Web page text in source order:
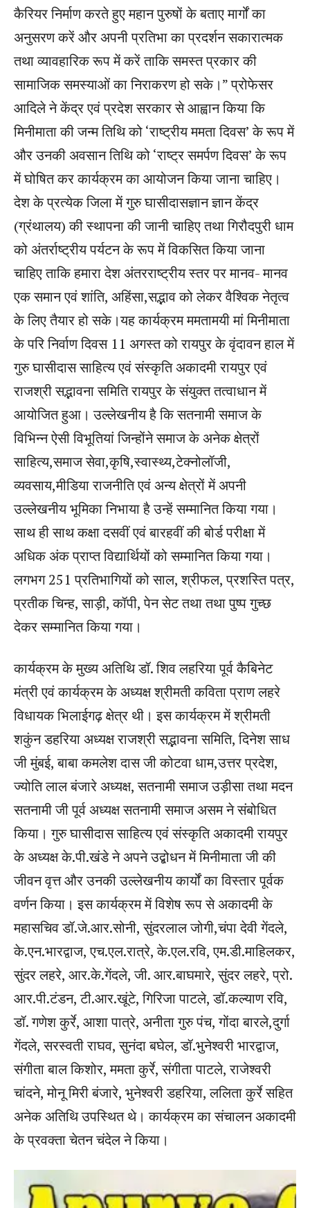
कैरियर निर्माण करते हुए महान पुरुषों के बताए मार्गों का
अनुसरण करें और अपनी प्रतिभा का प्रदर्शन सकारात्मक
तथा व्यावहारिक रूप में करें ताकि समस्त प्रकार की
सामाजिक समस्याओं का निराकरण हो सके।” प्रोफेसर
आदिले ने केंद्र एवं प्रदेश सरकार से आह्वान किया कि
मिनीमाता की जन्म तिथि को ‘राष्ट्रीय ममता दिवस’ के रूप में
और उनकी अवसान तिथि को ‘राष्ट्र समर्पण दिवस’ के रूप
में घोषित कर कार्यक्रम का आयोजन किया जाना चाहिए।
देश के प्रत्येक जिला में गुरु घासीदासज्ञान ज्ञान केंद्र
(ग्रंथालय) की स्थापना की जानी चाहिए तथा गिरौदपुरी धाम
को अंतर्राष्ट्रीय पर्यटन के रूप में विकसित किया जाना
चाहिए ताकि हमारा देश अंतरराष्ट्रीय स्तर पर मानव- मानव
एक समान एवं शांति, अहिंसा,सद्भाव को लेकर वैश्विक नेतृत्व
के लिए तैयार हो सके।यह कार्यक्रम ममतामयी मां मिनीमाता
के परि निर्वाण दिवस 11 अगस्त को रायपुर के वृंदावन हाल में
गुरु घासीदास साहित्य एवं संस्कृति अकादमी रायपुर एवं
राजश्री सद्भावना समिति रायपुर के संयुक्त तत्वाधान में
आयोजित हुआ। उल्लेखनीय है कि सतनामी समाज के
विभिन्न ऐसी विभूतियां जिन्होंने समाज के अनेक क्षेत्रों
साहित्य,समाज सेवा,कृषि,स्वास्थ्य,टेक्नोलॉजी,
व्यवसाय,मीडिया राजनीति एवं अन्य क्षेत्रों में अपनी
उल्लेखनीय भूमिका निभाया है उन्हें सम्मानित किया गया।
साथ ही साथ कक्षा दसवीं एवं बारहवीं की बोर्ड परीक्षा में
अधिक अंक प्राप्त विद्यार्थियों को सम्मानित किया गया।
लगभग 251 प्रतिभागियों को साल, श्रीफल, प्रशस्ति पत्र,
प्रतीक चिन्ह, साड़ी, कॉपी, पेन सेट तथा तथा पुष्प गुच्छ
देकर सम्मानित किया गया।
कार्यक्रम के मुख्य अतिथि डॉ. शिव लहरिया पूर्व कैबिनेट
मंत्री एवं कार्यक्रम के अध्यक्ष श्रीमती कविता प्राण लहरे
विधायक भिलाईगढ़ क्षेत्र थी। इस कार्यक्रम में श्रीमती
शकुंन डहरिया अध्यक्ष राजश्री सद्भावना समिति, दिनेश साध
जी मुंबई, बाबा कमलेश दास जी कोटवा धाम,उत्तर प्रदेश,
ज्योति लाल बंजारे अध्यक्ष, सतनामी समाज उड़ीसा तथा मदन
सतनामी जी पूर्व अध्यक्ष सतनामी समाज असम ने संबोधित
किया। गुरु घासीदास साहित्य एवं संस्कृति अकादमी रायपुर
के अध्यक्ष के.पी.खंडे ने अपने उद्बोधन में मिनीमाता जी की
जीवन वृत्त और उनकी उल्लेखनीय कार्यों का विस्तार पूर्वक
वर्णन किया। इस कार्यक्रम में विशेष रूप से अकादमी के
महासचिव डॉ.जे.आर.सोनी, सुंदरलाल जोगी,चंपा देवी गेंदले,
के.एन.भारद्वाज, एच.एल.रात्रे, के.एल.रवि, एम.डी.माहिलकर,
सुंदर लहरे, आर.के.गेंदले, जी. आर.बाघमारे, सुंदर लहरे, प्रो.
आर.पी.टंडन, टी.आर.खूंटे, गिरिजा पाटले, डॉ.कल्याण रवि,
डॉ. गणेश कुर्रे, आशा पात्रे, अनीता गुरु पंच, गोंदा बारले,दुर्गा
गेंदले, सरस्वती राघव, सुनंदा बघेल, डॉ.भुनेश्वरी भारद्वाज,
संगीता बाल किशोर, ममता कुर्रे, संगीता पाटले, राजेश्वरी
चांदने, मोनू मिरी बंजारे, भुनेश्वरी डहरिया, ललिता कुर्रे सहित
अनेक अतिथि उपस्थित थे। कार्यक्रम का संचालन अकादमी
के प्रवक्ता चेतन चंदेल ने किया।